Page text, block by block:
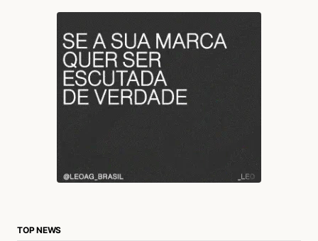
TOP NEWS